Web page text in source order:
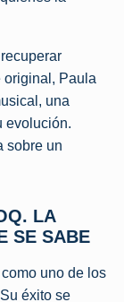
original, Paula
una
evolución.
sobre un
LA
SE SABE
uno de los
éxito se